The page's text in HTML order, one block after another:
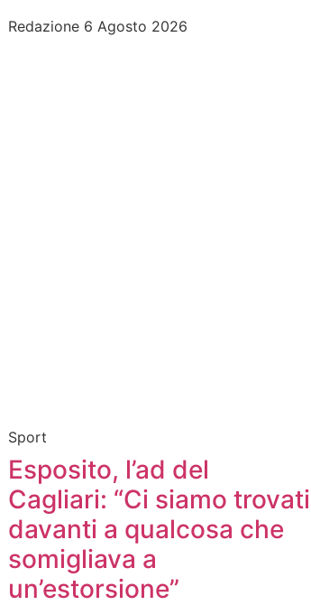
Redazione 6 Agosto 2026
Sport
Esposito, l’ad del
Cagliari: “Ci siamo trovati
davanti a qualcosa che
somigliava a
un’estorsione”